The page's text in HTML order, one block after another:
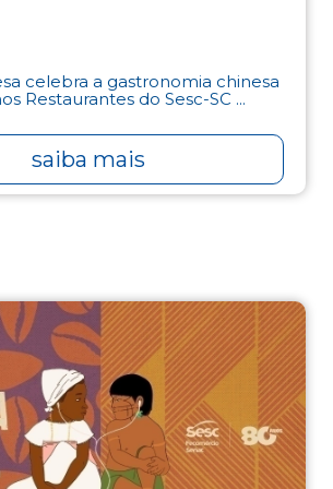
celebra a gastronomia chinesa
Restaurantes do Sesc-SC ...
saiba mais